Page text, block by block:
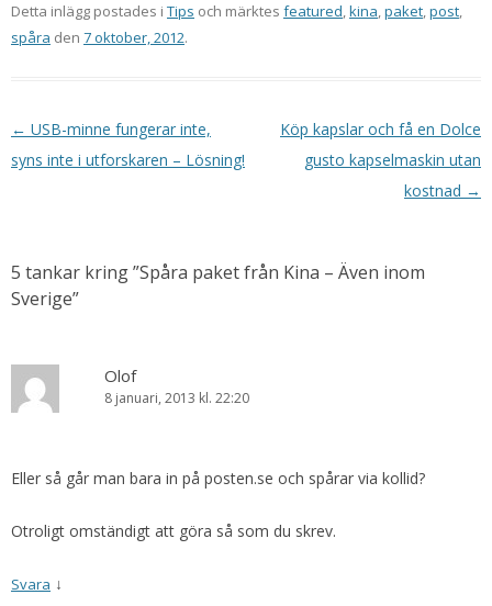
Detta inlägg postades i Tips och märktes featured,kina,paket,post,
spåra den 7 oktober, 2012.
Inläggsnavigering
← USB-minne fungerar inte,
syns inte i utforskaren – Lösning!
Köp kapslar och få en Dolce
gusto kapselmaskin utan
kostnad →
5 tankar kring ”Spåra paket från Kina – Även inom
Sverige”
Olof
8 januari, 2013 kl. 22:20
Eller så går man bara in på posten.se och spårar via kollid?
Otroligt omständigt att göra så som du skrev.
Svara ↓